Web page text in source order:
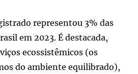
representou 3% das
em 2023. É destacada,
ecossistêmicos (os
do ambiente equilibrado),